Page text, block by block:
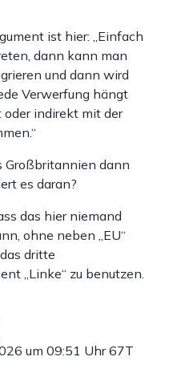
ist hier: „Einfach
dann kann man
und dann wird
Verwerfung hängt
indirekt mit der
Großbritannien dann
es daran?
das hier niemand
ohne neben „EU“
dritte
„Linke“ zu benutzen.
um 09:51 Uhr67T